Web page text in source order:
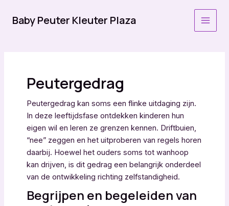
naarBaby Peuter Kleuter Plaza
Peutergedrag
Peutergedrag kan soms een flinke uitdaging zijn.
In deze leeftijdsfase ontdekken kinderen hun
eigen wil en leren ze grenzen kennen. Driftbuien,
“nee” zeggen en het uitproberen van regels horen
daarbij. Hoewel het ouders soms tot wanhoop
kan drijven, is dit gedrag een belangrijk onderdeel
van de ontwikkeling richting zelfstandigheid.
Begrijpen en begeleiden van